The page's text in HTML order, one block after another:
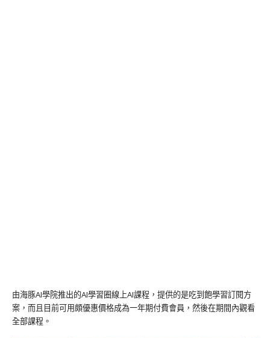
由海豚AI學院推出的AI學習圈線上AI課程，提供的是吃到飽學習訂閱方
案，而且目前可用頗優惠價格成為一年期付費會員，然後在期間內觀看
全部課程。